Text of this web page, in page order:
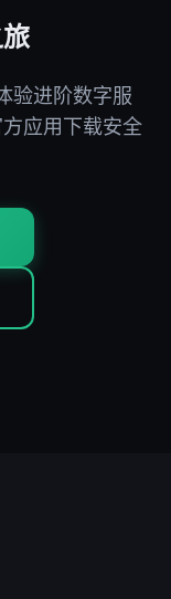
验进阶数字服
应用下载安全